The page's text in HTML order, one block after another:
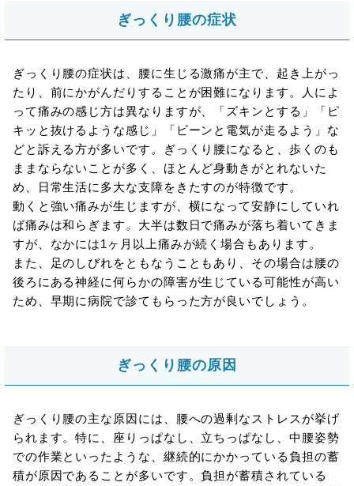
ぎっくり腰の症状
ぎっくり腰の症状は、腰に生じる激痛が主で、起き上がっ
たり、前にかがんだりすることが困難になります。人によ
って痛みの感じ方は異なりますが、「ズキンとする」「ピ
キッと抜けるような感じ」「ビーンと電気が走るよう」な
どと訴える方が多いです。ぎっくり腰になると、歩くのも
ままならないことが多く、ほとんど身動きがとれないた
め、日常生活に多大な支障をきたすのが特徴です。
動くと強い痛みが生じますが、横になって安静にしていれ
ば痛みは和らぎます。大半は数日で痛みが落ち着いてきま
すが、なかには1ヶ月以上痛みが続く場合もあります。
また、足のしびれをともなうこともあり、その場合は腰の
後ろにある神経に何らかの障害が生じている可能性が高い
ため、早期に病院で診てもらった方が良いでしょう。
ぎっくり腰の原因
ぎっくり腰の主な原因には、腰への過剰なストレスが挙げ
られます。特に、座りっぱなし、立ちっぱなし、中腰姿勢
での作業といったような、継続的にかかっている負担の蓄
積が原因であることが多いです。負担が蓄積されている